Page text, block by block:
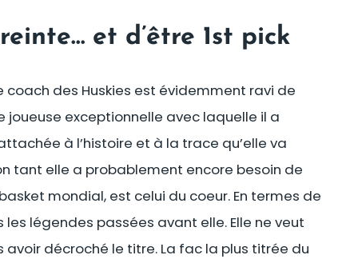
et d’être 1st pick
coach des Huskies est évidemment ravi de
exceptionnelle avec laquelle il a
à l’histoire et à la trace qu’elle va
tant elle a probablement encore besoin de
mondial, est celui du coeur. En termes de
légendes passées avant elle. Elle ne veut
décroché le titre. La fac la plus titrée du